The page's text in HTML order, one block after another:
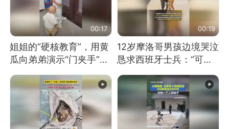
00:17
姐姐的“硬核教育”，用黄
瓜向弟弟演示“门夹手”，
网友：果然言传不如身
教！
00:19
12岁摩洛哥男孩边境哭泣
恳求西班牙士兵：“可不
可以不要把我遣返回国”